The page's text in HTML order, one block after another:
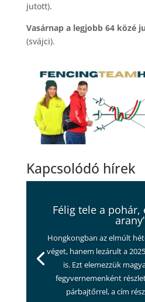
jutott).
Vasárnap a legjobb 64 közé
(svájci).
Kapcsolódó hírek
Félig tele a pohár,
Hongkongban az elmúlt
véget, hanem lezárult a
is. Ezt elemezzük
fegyvernemenként
párbajtőrrel, a cím